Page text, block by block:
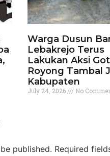
Warga Dusun
Lebakrejo Terus
Lakukan Aksi
Royong Tambal
Kabupaten
July 24, 2026 No
published. Required